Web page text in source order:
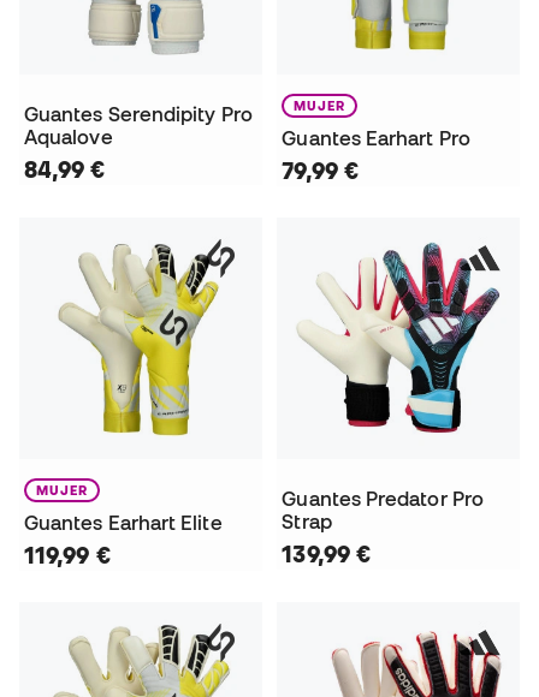
Guantes Serendipity Pro
Aqualove
84,99 €
MUJER
Guantes Earhart Pro
79,99 €
MUJER
Guantes Earhart Elite
119,99 €
Guantes Predator Pro
Strap
139,99 €